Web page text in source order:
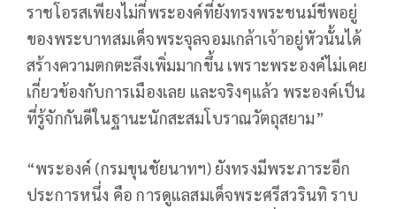
ราชโอรสเพียงไม่กี่พระองค์ที่ยังทรงพระชนม์ชีพอยู่
ของพระบาทสมเด็จพระจุลจอมเกล้าเจ้าอยู่หัวนั้นได้
สร้างความตกตะลึงเพิ่มมากขึ้น เพราะพระองค์ไม่เคย
เกี่ยวข้องกับการเมืองเลย และจริงๆแล้ว พระองค์เป็น
ที่รู้จักกันดีในฐานะนักสะสมโบราณวัตถุสยาม”
“พระองค์ (กรมขุนชัยนาทฯ) ยังทรงมีพระภาระอีก
ประการหนึ่ง คือ การดูแลสมเด็จพระศรีสวรินทิ ราบ